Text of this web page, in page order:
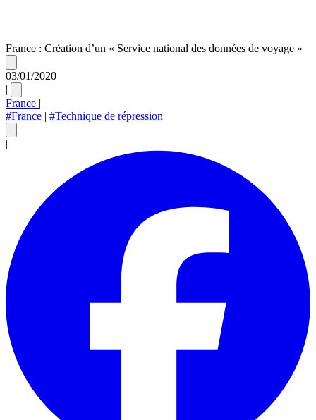
France : Création d’un « Service national des données de voyage »
03/01/2020
|
France |
#France | #Technique de répression
|